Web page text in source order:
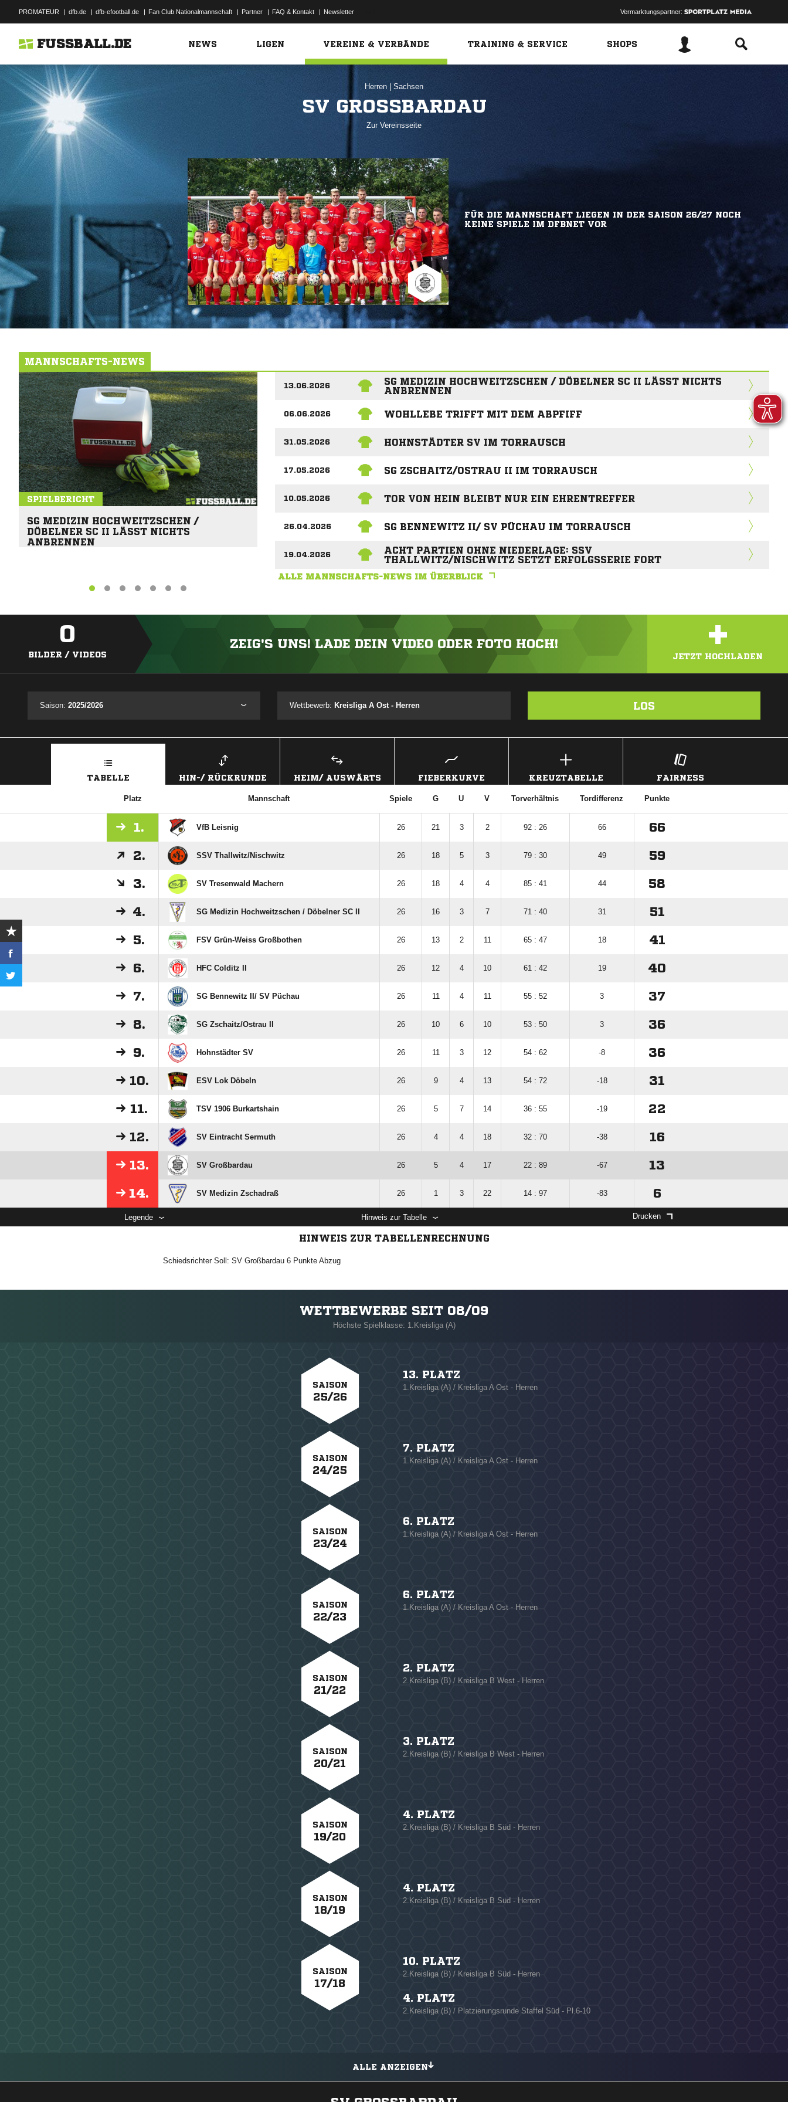
PROMATEUR | dfb.de | dfb-efootball.de | Fan Club Nationalmannschaft | Partner | FAQ & Kontakt | Newsletter Vermarktungspartner:
FUSSBALL.DE NEWS LIGEN VEREINE & VERBÄNDE TRAINING & SERVICE SHOPS
Herren Sachsen
SV GROSSBARDAU
Zur Vereinsseite
FÜR DIE MANNSCHAFT LIEGEN IN DER SAISON 26/27 NOCH
KEINE SPIELE IM DFBNET VOR
MANNSCHAFTS-NEWS
SPIELBERICHT
SG MEDIZIN HOCHWEITZSCHEN /
DÖBELNER SC II LÄSST NICHTS
ANBRENNEN
13.06.2026
SG MEDIZIN HOCHWEITZSCHEN / DÖBELNER SC II LÄSST NICHTS
ANBRENNEN
06.06.2026 WOHLLEBE TRIFFT MIT DEM ABPFIFF
31.05.2026 HOHNSTÄDTER SV IM TORRAUSCH
17.05.2026 SG ZSCHAITZ/OSTRAU II IM TORRAUSCH
10.05.2026 TOR VON HEIN BLEIBT NUR EIN EHRENTREFFER
26.04.2026 SG BENNEWITZ II/ SV PÜCHAU IM TORRAUSCH
19.04.2026
ACHT PARTIEN OHNE NIEDERLAGE: SSV
THALLWITZ/NISCHWITZ SETZT ERFOLGSSERIE FORT
ALLE MANNSCHAFTS-NEWS IM ÜBERBLICK
0
BILDER / VIDEOS
ZEIG'S UNS! LADE DEIN VIDEO ODER FOTO HOCH! +
JETZT HOCHLADEN
Saison: 2025/2026 Wettbewerb: Kreisliga A Ost - Herren LOS
TABELLE HIN-/ RÜCKRUNDE HEIM/ AUSWÄRTS FIEBERKURVE KREUZTABELLE FAIRNESS
Platz Mannschaft Spiele G U V Torverhältnis Tordifferenz Punkte
1. VfB Leisnig 26 21 3 2 92 : 26 66 66
2. SSV Thallwitz/​Nischwitz 26 18 5 3 79 : 30 49 59
3. SV Tresenwald Machern 26 18 4 4 85 : 41 44 58
4. SG Medizin Hochweitzschen /​ Döbelner SC II 26 16 3 7 71 : 40 31 51
5. FSV Grün-Weiss Großbothen 26 13 2 11 65 : 47 18 41
6. HFC Colditz II 26 12 4 10 61 : 42 19 40
7. SG Bennewitz II/​ SV Püchau 26 11 4 11 55 : 52 3 37
8. SG Zschaitz/​Ostrau II 26 10 6 10 53 : 50 3 36
9. Hohnstädter SV 26 11 3 12 54 : 62 -8 36
10. ESV Lok Döbeln 26 9 4 13 54 : 72 -18 31
11. TSV 1906 Burkartshain 26 5 7 14 36 : 55 -19 22
12. SV Eintracht Sermuth 26 4 4 18 32 : 70 -38 16
13. SV Großbardau 26 5 4 17 22 : 89 -67 13
14. SV Medizin Zschadraß 26 1 3 22 14 : 97 -83 6
Legende Hinweis zur Tabelle Drucken
HINWEIS ZUR TABELLENRECHNUNG
Schiedsrichter Soll: SV Großbardau 6 Punkte Abzug
WETTBEWERBE SEIT 08/09
Höchste Spielklasse: 1.Kreisliga (A)
SAISON
25/26
13. PLATZ
1.Kreisliga (A) / Kreisliga A Ost - Herren
SAISON
24/25
7. PLATZ
1.Kreisliga (A) / Kreisliga A Ost - Herren
SAISON
23/24
6. PLATZ
1.Kreisliga (A) / Kreisliga A Ost - Herren
SAISON
22/23
6. PLATZ
1.Kreisliga (A) / Kreisliga A Ost - Herren
SAISON
21/22
2. PLATZ
2.Kreisliga (B) / Kreisliga B West - Herren
SAISON
20/21
3. PLATZ
2.Kreisliga (B) / Kreisliga B West - Herren
SAISON
19/20
4. PLATZ
2.Kreisliga (B) / Kreisliga B Süd - Herren
SAISON
18/19
4. PLATZ
2.Kreisliga (B) / Kreisliga B Süd - Herren
SAISON
17/18
10. PLATZ
2.Kreisliga (B) / Kreisliga B Süd - Herren
4. PLATZ
2.Kreisliga (B) / Platzierungsrunde Staffel Süd - Pl.6-10
ALLE ANZEIGEN